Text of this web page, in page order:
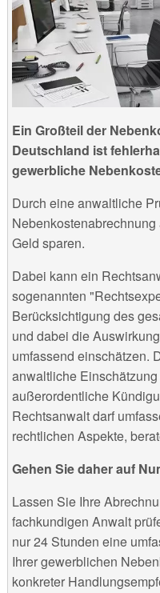
Ein Großteil der
Deutschland ist
gewerbliche
Durch eine anwaltliche
Geld sparen.
Dabei kann ein
sogenannten
Berücksichtigung des
und dabei die
umfassend einschätzen.
anwaltliche
außerordentliche
Rechtsanwalt darf
rechtlichen Aspekte,
Gehen Sie daher auf
Lassen Sie Ihre
fachkundigen Anwalt
nur 24 Stunden eine
Ihrer gewerblichen
konkreter